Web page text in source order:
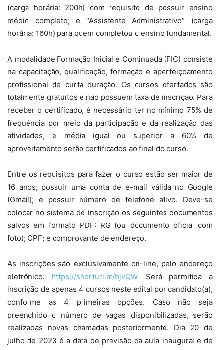
(carga horária: 200h) com requisito de possuir ensino
médio completo; e “Assistente Administrativo” (carga
horária: 160h) para quem completou o ensino fundamental.
A modalidade Formação Inicial e Continuada (FIC) consiste
na capacitação, qualificação, formação e aperfeiçoamento
profissional de curta duração. Os cursos ofertados são
totalmente gratuitos e não possuem taxa de inscrição. Para
receber o certificado, é necessário ter no mínimo 75% de
frequência por meio da participação e da realização das
atividades, e média igual ou superior a 60% de
aproveitamento serão certificados ao final do curso.
Entre os requisitos para fazer o curso estão ser maior de
16 anos; possuir uma conta de e-mail válida no Google
(Gmail); e possuir número de telefone ativo. Deve-se
colocar no sistema de inscrição os seguintes documentos
salvos em formato PDF: RG (ou documento oficial com
foto); CPF; e comprovante de endereço.
As inscrições são exclusivamente on-line, pelo endereço
eletrônico: https://shorturl.at/bjvQW. Será permitida a
inscrição de apenas 4 cursos neste edital por candidato(a),
conforme as 4 primeiras opções. Caso não seja
preenchido o número de vagas disponibilizadas, serão
realizadas novas chamadas posteriormente. Dia 20 de
julho de 2023 é a data de previsão da aula inaugural e de